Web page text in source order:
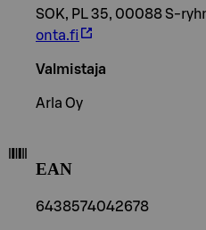
SOK, PL 35, 00088 S-
onta.fi
Valmistaja
Arla Oy
EAN
6438574042678